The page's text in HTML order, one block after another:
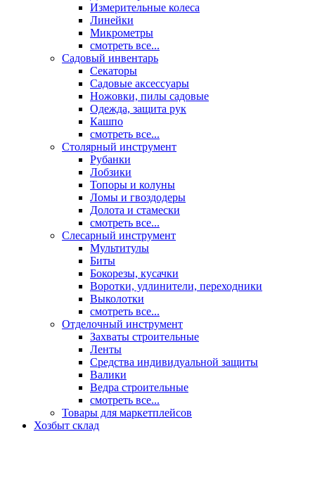
Измерительные колеса
Линейки
Микрометры
смотреть все...
Садовый инвентарь
Секаторы
Садовые аксессуары
Ножовки, пилы садовые
Одежда, защита рук
Кашпо
смотреть все...
Столярный инструмент
Рубанки
Лобзики
Топоры и колуны
Ломы и гвоздодеры
Долота и стамески
смотреть все...
Слесарный инструмент
Мультитулы
Биты
Бокорезы, кусачки
Воротки, удлинители, переходники
Выколотки
смотреть все...
Отделочный инструмент
Захваты строительные
Ленты
Средства индивидуальной защиты
Валики
Ведра строительные
смотреть все...
Товары для маркетплейсов
Хозбыт склад